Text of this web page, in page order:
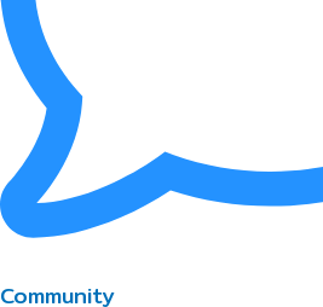
Community